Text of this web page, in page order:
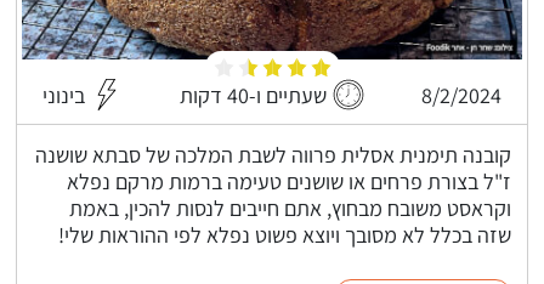
8/2/2024 שעתיים ו-40 דקות בינוני
קובנה תימנית אסלית פרווה לשבת המלכה של סבתא שושנה
ז"ל בצורת פרחים או שושנים טעימה ברמות מרקם נפלא
וקראסט משובח מבחוץ, אתם חייבים לנסות להכין, באמת
שזה בכלל לא מסובך ויוצא פשוט נפלא לפי ההוראות שלי!